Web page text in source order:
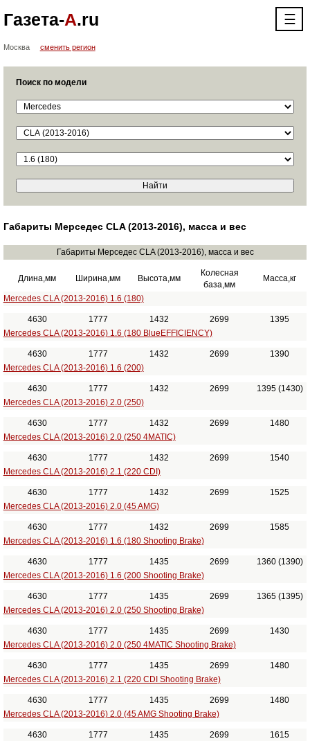
Газета-А.ru ☰
Москва сменить регион
Поиск по модели
Габариты Мерседес CLA (2013-2016), масса и вес
Габариты Мерседес CLA (2013-2016), масса и вес
Длина,мм Ширина,мм Высота,мм
Колесная
база,мм
Масса,кг
Mercedes CLA (2013-2016) 1.6 (180)
4630 1777 1432 2699
1395
Mercedes CLA (2013-2016) 1.6 (180 BlueEFFICIENCY)
4630 1777 1432 2699
1390
Mercedes CLA (2013-2016) 1.6 (200)
4630 1777 1432 2699
1395 (1430)
Mercedes CLA (2013-2016) 2.0 (250)
4630 1777 1432 2699
1480
Mercedes CLA (2013-2016) 2.0 (250 4MATIC)
4630 1777 1432 2699
1540
Mercedes CLA (2013-2016) 2.1 (220 CDI)
4630 1777 1432 2699
1525
Mercedes CLA (2013-2016) 2.0 (45 AMG)
4630 1777 1432 2699
1585
Mercedes CLA (2013-2016) 1.6 (180 Shooting Brake)
4630 1777 1435 2699
1360 (1390)
Mercedes CLA (2013-2016) 1.6 (200 Shooting Brake)
4630 1777 1435 2699
1365 (1395)
Mercedes CLA (2013-2016) 2.0 (250 Shooting Brake)
4630 1777 1435 2699
1430
Mercedes CLA (2013-2016) 2.0 (250 4MATIC Shooting Brake)
4630 1777 1435 2699
1480
Mercedes CLA (2013-2016) 2.1 (220 CDI Shooting Brake)
4630 1777 1435 2699
1480
Mercedes CLA (2013-2016) 2.0 (45 AMG Shooting Brake)
4630 1777 1435 2699 1615